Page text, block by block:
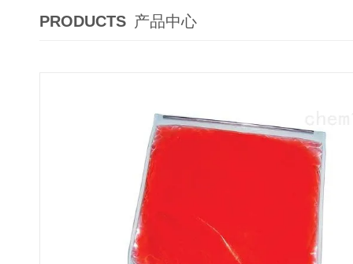
PRODUCTS 产品中心